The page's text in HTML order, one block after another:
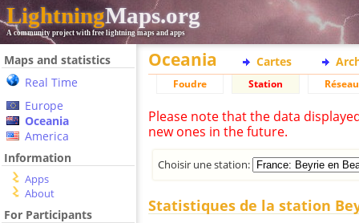
LightningMaps.org
A community project with free lightning maps and apps
Maps and statistics
Real Time
Europe
Oceania
America
Information
Apps
About
For Participants
Oceania Cartes
Foudre Station Réseau
Please note that the data
new ones in the future.
Choisir une station:
Statistiques de la station